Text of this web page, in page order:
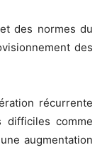
des normes du
des
récurrente
difficiles comme
augmentation